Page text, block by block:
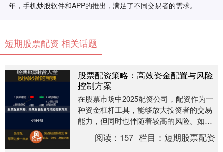
年，手机炒股软件和APP的推出，满足了不同交易者的需求。
短期股票配资 相关话题
股票配资策略：高效资金配置与风险
控制方案
在股票市场中2025配资公司，配资作为一
种资金杠杆工具，能够放大投资者的交易
能力，但同时也伴随着较高的风险。如何
通过科学的资金配置和严格的风险控制，
实现稳健收益....
阅读： 157 栏目：短期股票配资